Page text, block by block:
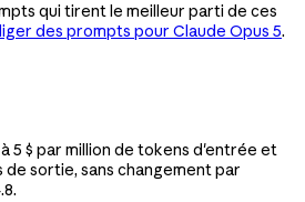
qui tirent le meilleur parti de ces
des prompts pour Claude Opus 5.
5 $ par million de tokens d'entrée et
de sortie, sans changement par